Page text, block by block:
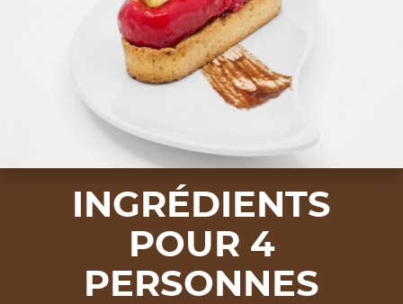
INGRÉDIENTS
POUR 4
PERSONNES